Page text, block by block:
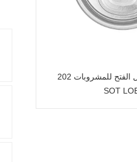
غطاء سهل الفتح للمشروبات 202 B64
SOT